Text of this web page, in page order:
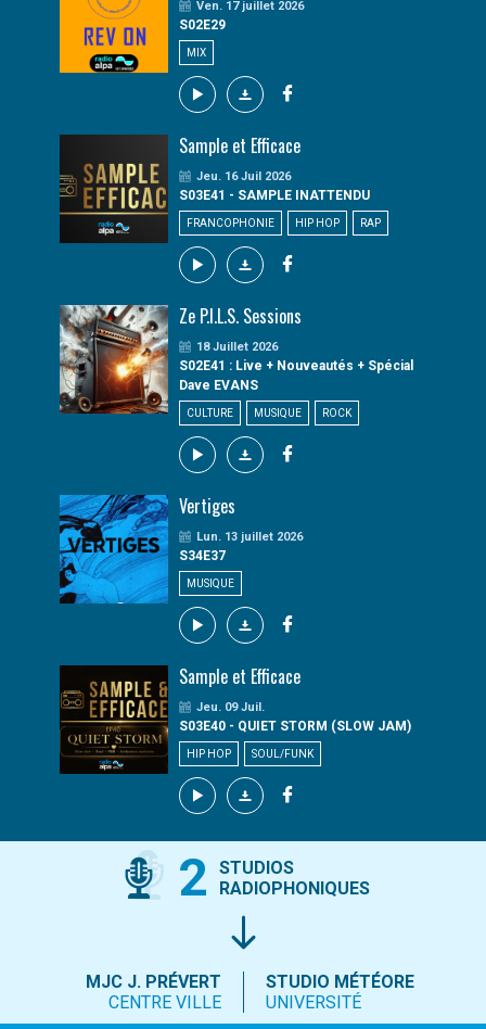
Ven. 17 juillet 2026
S02E29
MIX
Sample et Efficace
Jeu. 16 Juil 2026
S03E41 - SAMPLE INATTENDU
FRANCOPHONIE HIP HOP RAP
Ze P.I.L.S. Sessions
18 Juillet 2026
S02E41 : Live + Nouveautés + Spécial
Dave EVANS
CULTURE MUSIQUE ROCK
Vertiges
Lun. 13 juillet 2026
S34E37
MUSIQUE
Sample et Efficace
Jeu. 09 Juil.
S03E40 - QUIET STORM (SLOW JAM)
HIP HOP SOUL/FUNK
2
STUDIOS
RADIOPHONIQUES
MJC J. PRÉVERT
CENTRE VILLE
STUDIO MÉTÉORE
UNIVERSITÉ